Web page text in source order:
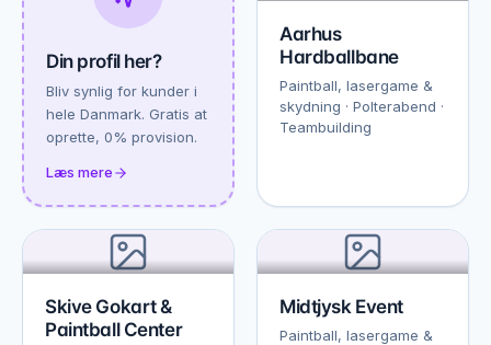
Din profil her?
Bliv synlig for kunder i
hele Danmark. Gratis at
oprette, 0% provision.
Læs mere
Aarhus
Hardballbane
Paintball, lasergame &
skydning · Polterabend ·
Teambuilding
Skive Gokart &
Paintball Center
Midtjysk Event
Paintball, lasergame &